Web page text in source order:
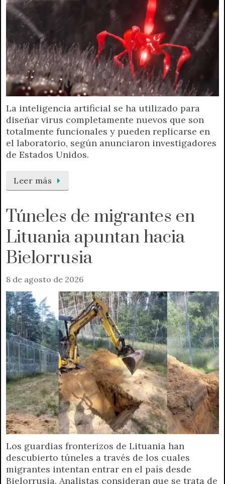
La inteligencia artificial se ha utilizado para
diseñar virus completamente nuevos que son
totalmente funcionales y pueden replicarse en
el laboratorio, según anunciaron investigadores
de Estados Unidos.
Leer más
Túneles de migrantes en
Lituania apuntan hacia
Bielorrusia
8 de agosto de 2026
Los guardias fronterizos de Lituania han
descubierto túneles a través de los cuales
migrantes intentan entrar en el país desde
Bielorrusia. Analistas consideran que se trata de